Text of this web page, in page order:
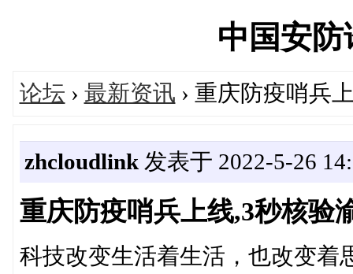
中国安
论坛 › 最新资讯 › 重庆防疫哨兵
zhcloudlink发表于 2022-5-26
重庆防疫哨兵上线,3秒核验
科技改变生活着生活，也改变着